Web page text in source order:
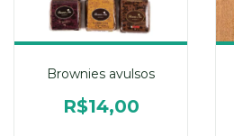
Brownies avulsos
R$14,00